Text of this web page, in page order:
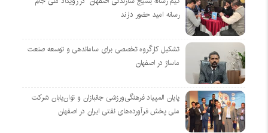
رسانه امید حضور دارند
تشکیل کارگروه تخصصی برای ساماندهی و توسعه صنعت
ماساژ در اصفهان
پایان المپیاد فرهنگی‌ورزشی جانبازان و توان‌یابان شرکت
ملی پخش فرآورده‌های نفتی ایران در اصفهان